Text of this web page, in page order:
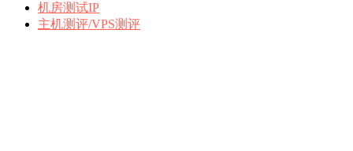
机房测试IP
主机测评/VPS测评